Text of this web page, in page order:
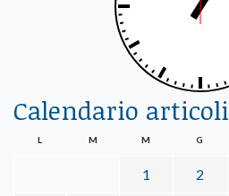
Calendario articoli
L M M G
1 2